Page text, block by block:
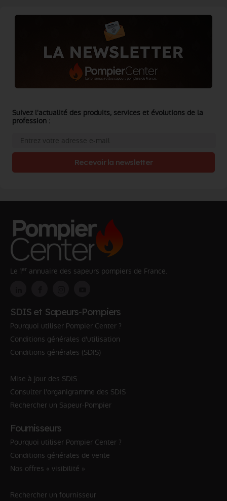
Suivez l'actualité des produits, services et évolutions de la
profession :
Recevoir la newsletter
Le 1er annuaire des sapeurs pompiers de France.
SDIS et Sapeurs-Pompiers
Pourquoi utiliser Pompier Center ?
Conditions générales d'utilisation
Conditions générales (SDIS)
Mise à jour des SDIS
Consulter l'organigramme des SDIS
Rechercher un Sapeur-Pompier
Fournisseurs
Pourquoi utiliser Pompier Center ?
Conditions générales de vente
Nos offres « visibilité »
Rechercher un fournisseur